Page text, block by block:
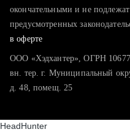
окончательными и не подлежат
предусмотренных
в оферте
ООО «Хэдхантер», ОГРН
вн. тер. г. Муниципальный
д. 48, помещ. 25
HeadHunter